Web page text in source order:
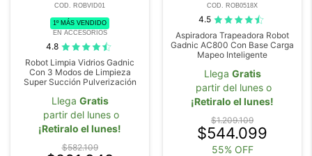
COD. ROBVID01
1º MÁS VENDIDO
EN ACCESORIOS
4.8
Robot Limpia Vidrios Gadnic
Con 3 Modos de Limpieza
Super Succión Pulverización
Llega Gratis
partir del lunes o
¡Retiralo el lunes!
$582.109
COD. ROB0518X
4.5
Aspiradora Trapeadora Robot
Gadnic AC800 Con Base Carga
Mapeo Inteligente
Llega Gratis
partir del lunes o
¡Retiralo el lunes!
$1.209.109
$544.099
55% OFF